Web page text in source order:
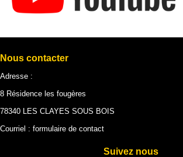
Nous contacter
Adresse :
8 Résidence les fougères
78340 LES CLAYES SOUS BOIS
Courriel : formulaire de contact
Suivez nous